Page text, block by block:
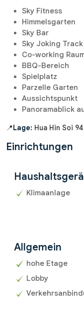
Sky Fitness
Himmelsgarten
Sky Bar
Sky Joking Track
Co-working
BBQ-Bereich
Spielplatz
Parzelle Garten
Aussichtspunkt
Panoramablick
📍Lage: Hua Hin Soi 94
Einrichtungen
Klimaanlage
Allgemein
hohe Etage
Lobby